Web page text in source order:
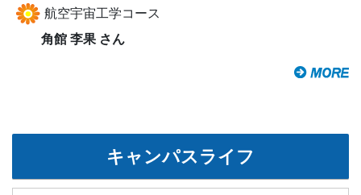
航空宇宙工学コース
角館 李果 さん
キャンパスライフ